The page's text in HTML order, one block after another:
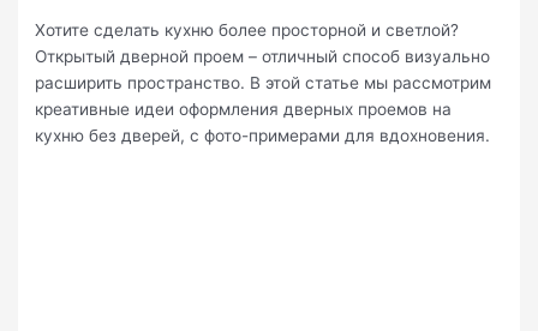
Хотите сделать кухню более просторной и светлой?
Открытый дверной проем – отличный способ визуально
расширить пространство. В этой статье мы рассмотрим
креативные идеи оформления дверных проемов на
кухню без дверей, с фото-примерами для вдохновения.